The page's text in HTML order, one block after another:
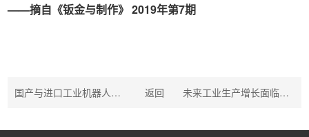
——摘自《钣金与制作》 2019年第7期
国产与进口工业机器人之差何在 返回 未来工业生产增长面临的下行压力进一步加大